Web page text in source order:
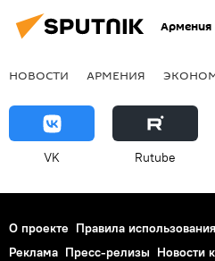
Армения
НОВОСТИ АРМЕНИЯ
VK Rutube
О проекте Правила использования
Реклама Пресс-релизы Новости